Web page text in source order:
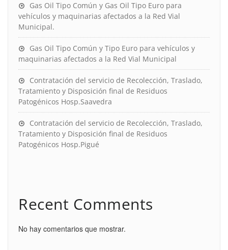
Gas Oil Tipo Común y Gas Oil Tipo Euro para
vehículos y maquinarias afectados a la Red Vial
Municipal.
Gas Oil Tipo Común y Tipo Euro para vehículos y
maquinarias afectados a la Red Vial Municipal
Contratación del servicio de Recolección, Traslado,
Tratamiento y Disposición final de Residuos
Patogénicos Hosp.Saavedra
Contratación del servicio de Recolección, Traslado,
Tratamiento y Disposición final de Residuos
Patogénicos Hosp.Pigué
Recent Comments
No hay comentarios que mostrar.